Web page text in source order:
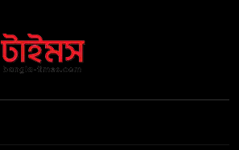
কাছে শত কোটি টাকা ক্ষতিপূরণ
দাবি
ধ্বংসস্তূপের ওপরই বারবার ক্ষমতায়